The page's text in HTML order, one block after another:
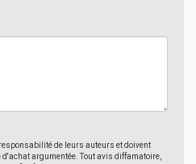
de leurs auteurs et doivent
argumentée. Tout avis diffamatoire,